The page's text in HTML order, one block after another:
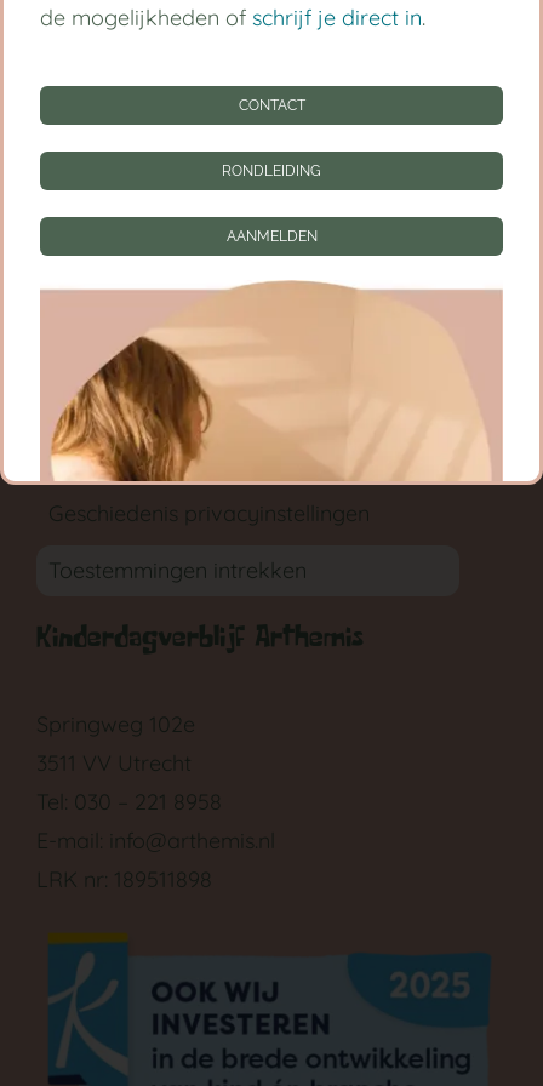
Babygroep
Tarieven
Informatie
Privacy instellingen
Privacyinstellingen wijzigen
Geschiedenis privacyinstellingen
Toestemmingen intrekken
Kinderdagverblijf Arthemis
Springweg 102e
3511 VV Utrecht
Tel: 030 – 221 8958
E-mail: info@arthemis.nl
LRK nr: 189511898
de mogelijkheden of schrijf je direct in.
CONTACT
RONDLEIDING
AANMELDEN